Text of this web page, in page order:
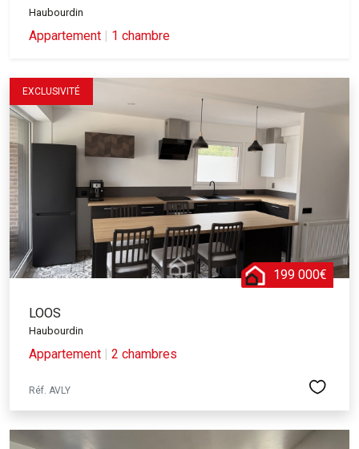
Haubourdin
Appartement | 1 chambre
EXCLUSIVITÉ
199 000€
LOOS
Haubourdin
Appartement | 2 chambres
Réf. AVLY